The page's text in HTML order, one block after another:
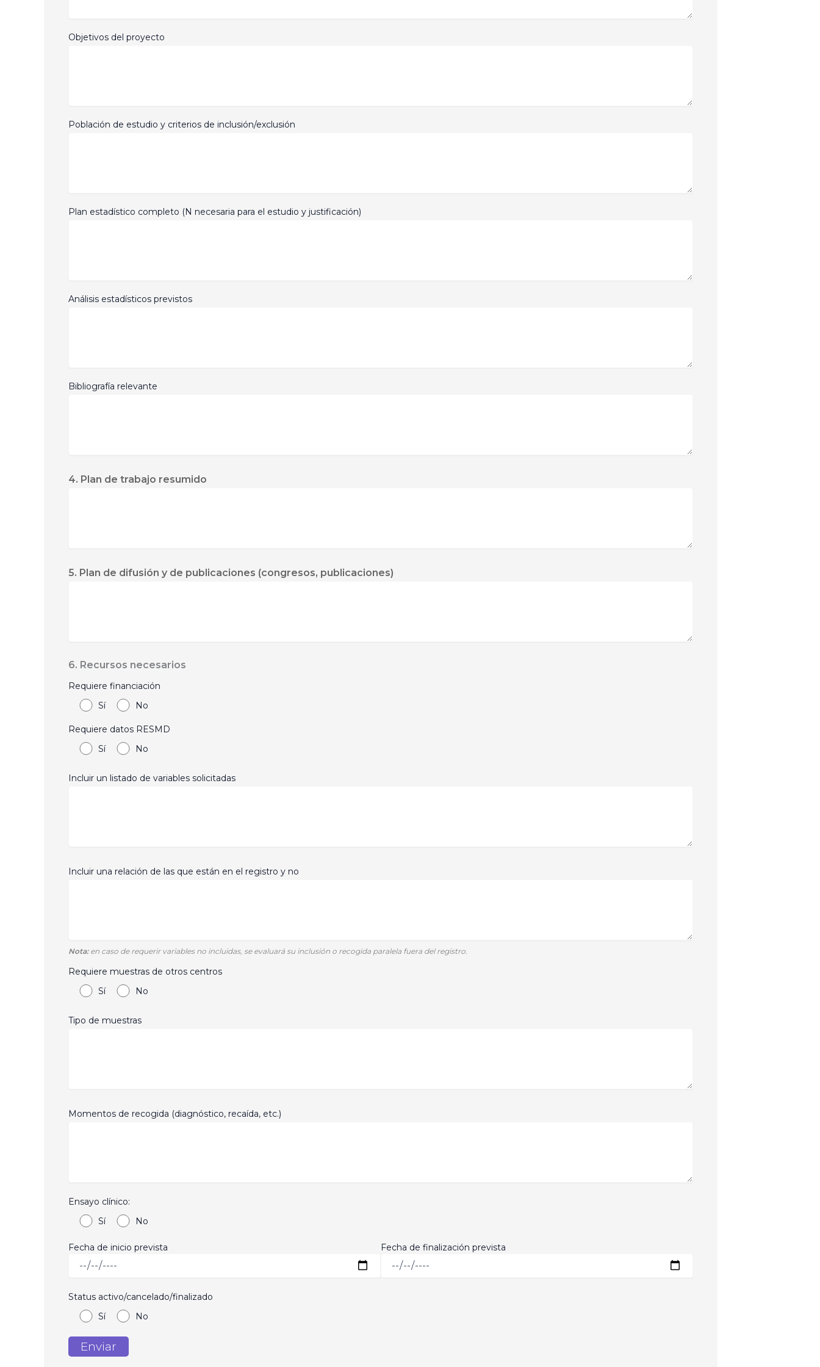
Objetivos del proyecto
Población de estudio y criterios de inclusión/exclusión
Plan estadístico completo (N necesaria para el estudio y justificación)
Análisis estadísticos previstos
Bibliografía relevante
4. Plan de trabajo resumido
5. Plan de difusión y de publicaciones (congresos, publicaciones)
6. Recursos necesarios
Requiere financiación
Sí
No
Requiere datos RESMD
Sí
No
Incluir un listado de variables solicitadas
Incluir una relación de las que están en el registro y no
Nota:en caso de requerir variables no incluidas, se evaluará su inclusión o recogida paralela fuera del registro.
Requiere muestras de otros centros
Sí
No
Tipo de muestras
Momentos de recogida (diagnóstico, recaída, etc.)
Ensayo clínico:
Sí
No
Fecha de inicio prevista Fecha de finalización prevista
Status activo/cancelado/finalizado
Sí
No